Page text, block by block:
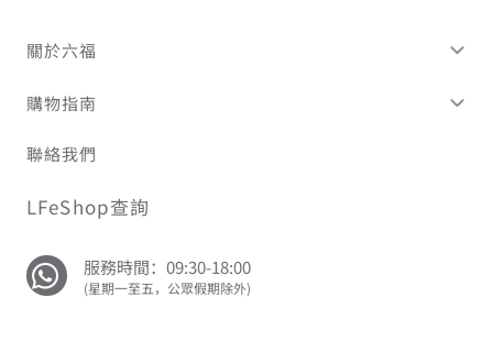
關於六福
購物指南
聯絡我們
LFeShop查詢
服務時間：09:30-18:00
(星期一至五，公眾假期除外)